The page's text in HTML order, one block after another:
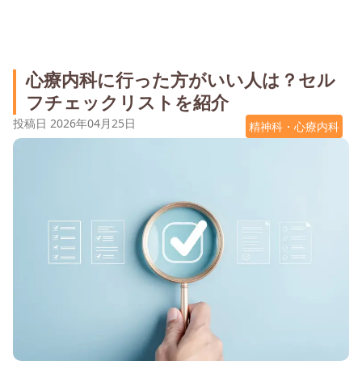
心療内科に行った方がいい人は？セル
フチェックリストを紹介
投稿日 2026年04月25日 精神科・心療内科